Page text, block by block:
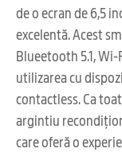
de o ecran de 6,5
excelentă. Acest
Blueetooth 5.1, Wi-
utilizarea cu
contactless. Ca
argintiu
care oferă o